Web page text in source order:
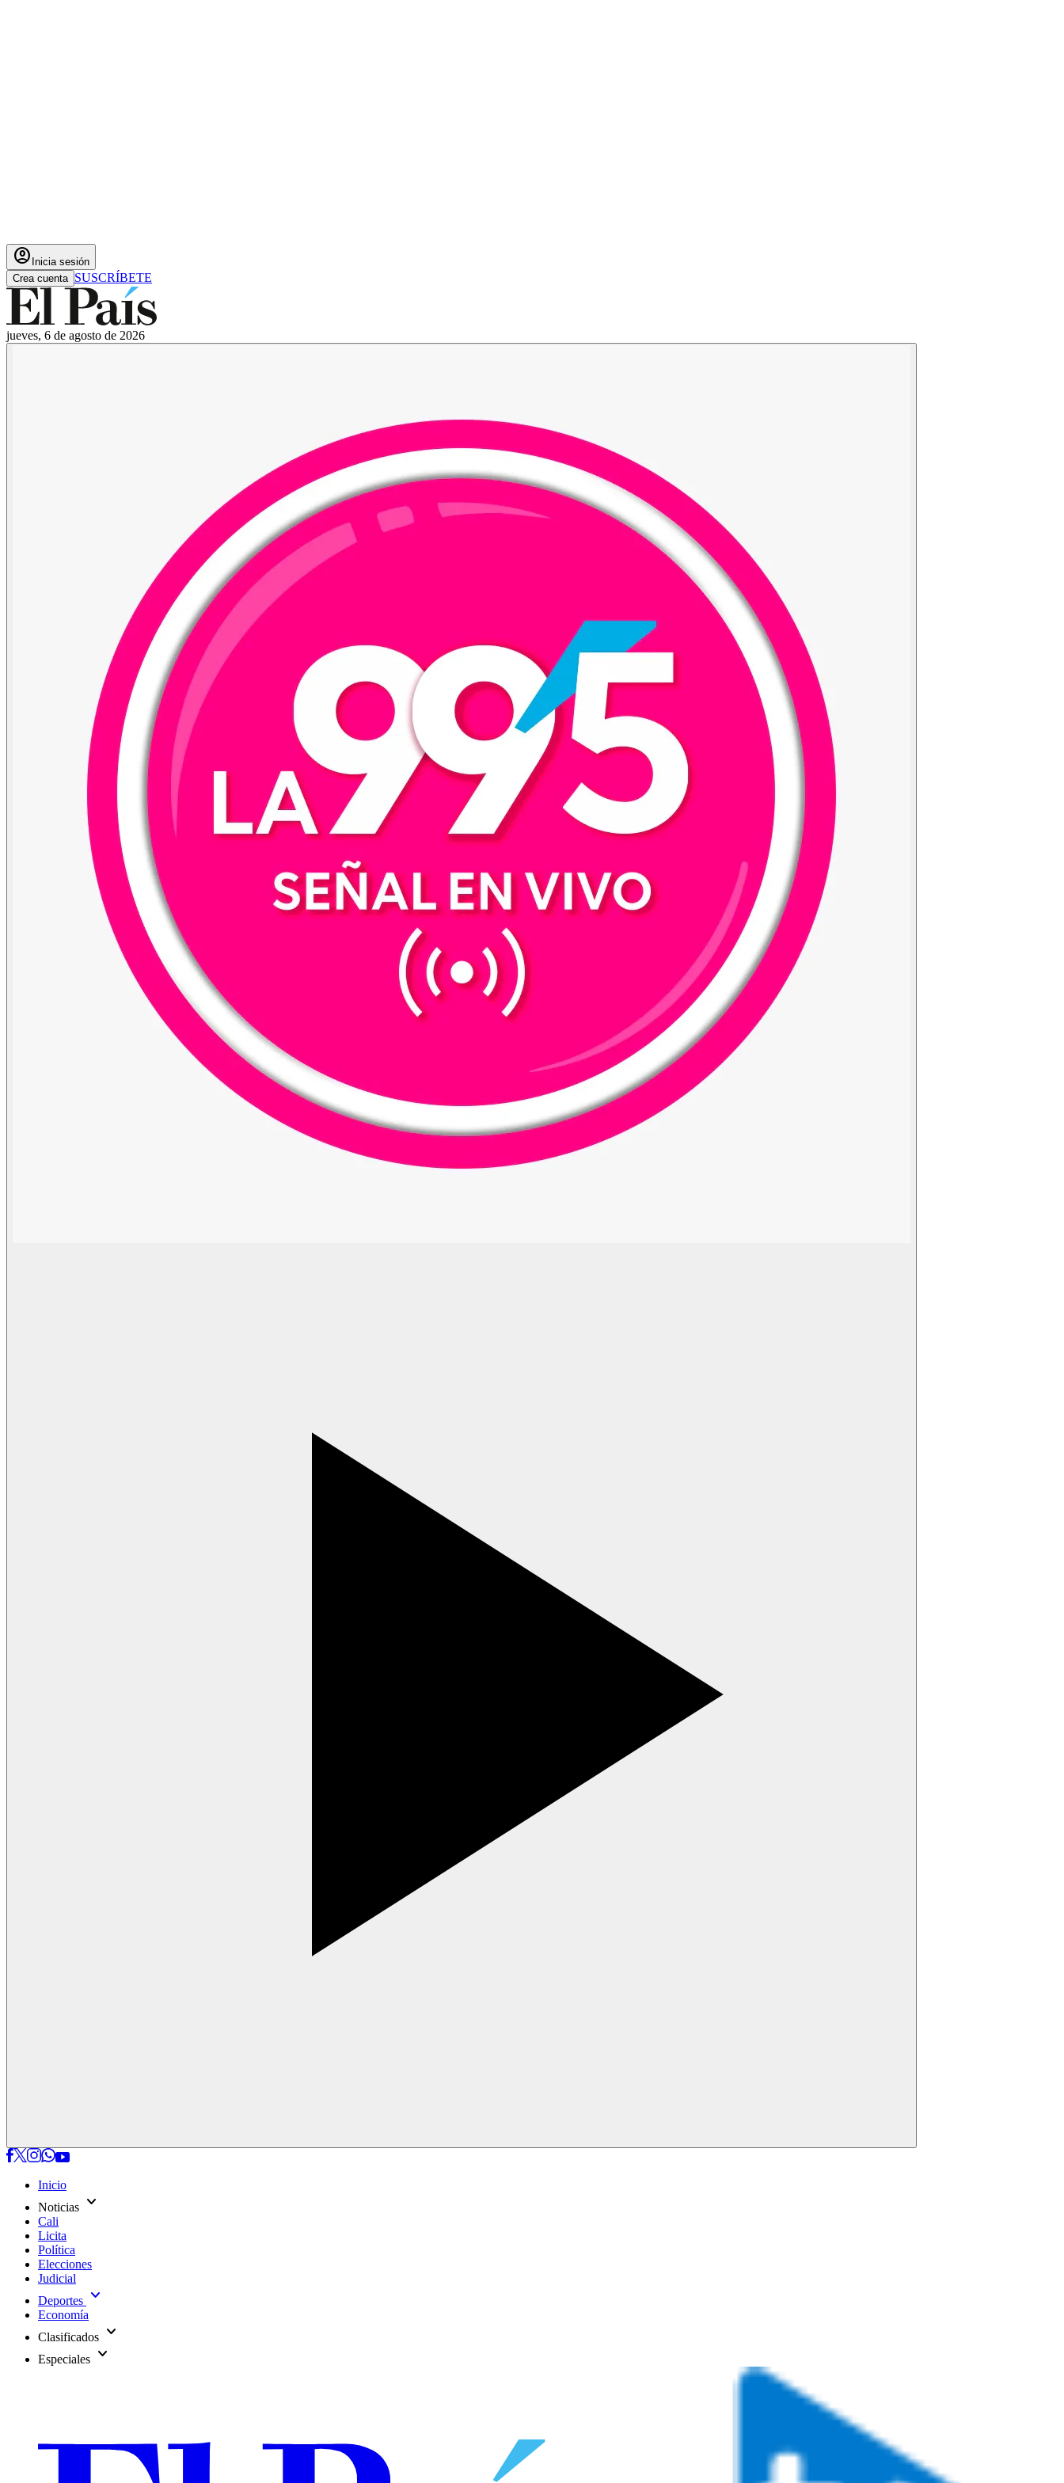
account_circle Inicia sesión
Crea cuenta SUSCRÍBETE
jueves, 6 de agosto de 2026
Inicio
Noticias expand_more
Cali
Licita
Política
Elecciones
Judicial
Deportes expand_more
Economía
Clasificados expand_more
Especiales expand_more